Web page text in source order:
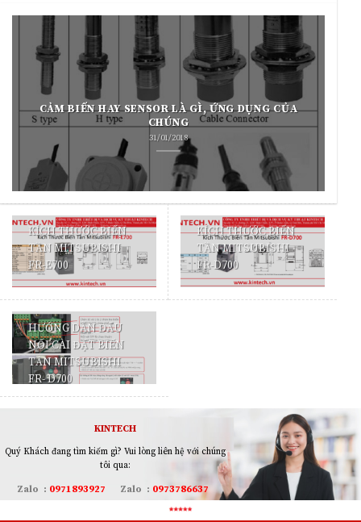
CẢM BIẾN HAY SENSOR LÀ GÌ, ỨNG DỤNG CỦA
CHÚNG
31/01/2018
KÍCH THƯỚC BIẾN
TẦN MITSUBISHI
FR-E700
KÍCH THƯỚC BIẾN
TẦN MITSUBISHI
FR-D700
HƯỚNG DẪN ĐẤU
NỐI CÀI ĐẶT BIẾN
TẦN MITSUBISHI
FR- D700
KINTECH
Quý Khách đang tìm kiếm gì? Vui lòng liên hệ với chúng
tôi qua:
Zalo : 0971893927 Zalo : 0973786637
info@kintech.vn